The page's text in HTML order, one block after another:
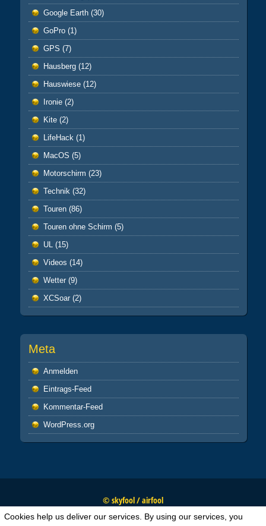
Google Earth(30)
GoPro(1)
GPS (7)
Hausberg(12)
Hauswiese(12)
Ironie(2)
Kite(2)
LifeHack (1)
MacOS (5)
Motorschirm (23)
Technik (32)
Touren(86)
Touren ohne Schirm (5)
UL
(15)
Videos (14)
Wetter(9)
XCSoar(2)
Meta
Anmelden
Eintrags-Feed
Kommentar-Feed
WordPress.org
© skyfool / airfool
Cookies help us deliver our services. By using our services, you